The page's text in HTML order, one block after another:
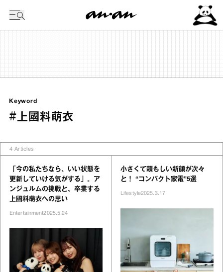
Keyword
#上國料萌衣
4 Articles
「今の私たちなら、いい状態を
更新していける気がする」。ア
ンジュルムの挑戦と、卒業する
上國料萌衣への思い
Entertainment2025.5.24
小さくて頼もしい新顔が次々
と！ “コンパクト家電”5選
Lifestyle2025.3.17